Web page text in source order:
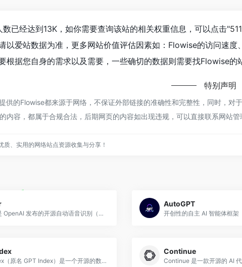
已经达到13K，如你需要查询该站的相关权重信息，可以点击"
以爱站数据为准，更多网站价值评估因素如：Flowise的访问速
根据您自身的需求以及需要，一些确切的数据则需要找Flowise的
特别声明
供的Flowise都来源于网络，不保证外部链接的准确性和完整性，同时，
内容，都属于合规合法，后期网页的内容如出现违规，可以直接联系网站管
质、实用的网络站点资源收集与分享！
Whisper 是 OpenAI 发布的开源自动语音识别（ASR）模型，使用 Python 和 PyTorch 构建。
AutoGPT
开创性的自主 AI 智能体框架
LlamaIndex（原名 GPT Index）是一个开源的数据框架，专门为大语言模型应用提供数据摄取、索引构建与查询能力，核心目标是让 LLM 能够高效地访问
Continue